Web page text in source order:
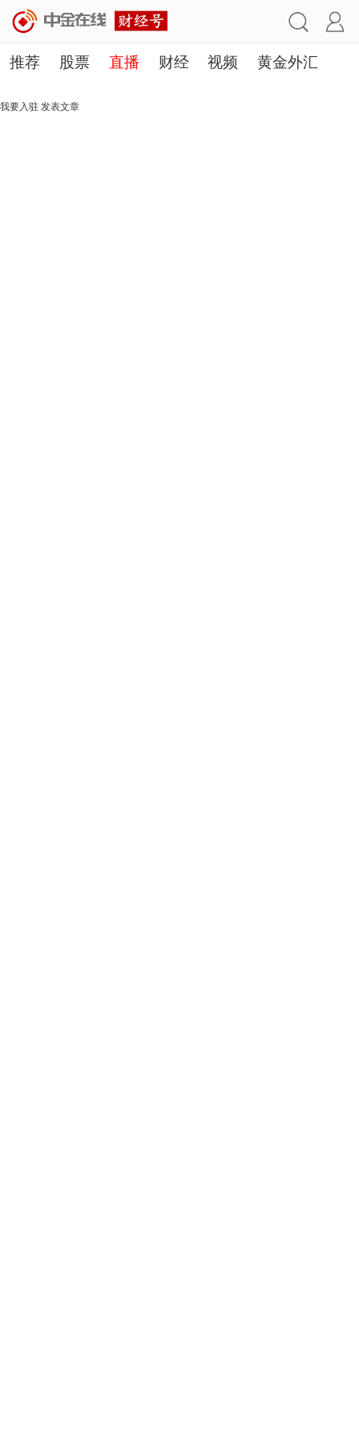
推荐 股票 直播 财经 视频 黄金外汇
理财 行业
我要入驻 发表文章